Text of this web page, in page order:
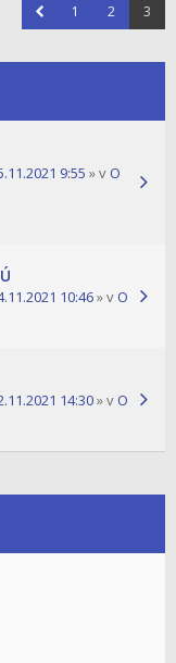
1 2 3
9:55 » v O
10:46» v O
14:30» v O